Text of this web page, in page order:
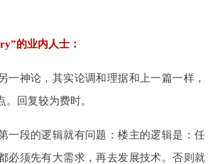
的业内人士：
一神论，其实论调和理据和上一篇一样，
。回复较为费时。
一段的逻辑就有问题：楼主的逻辑是：任
必须先有大需求，再去发展技术。否则就